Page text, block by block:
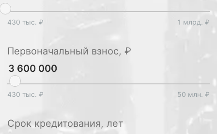
430 тыс. ₽ 1 млрд. ₽
Первоначальный взнос, ₽
430 тыс. ₽ 50 млн. ₽
Срок кредитования, лет